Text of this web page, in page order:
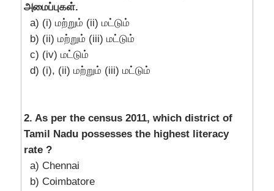
அமைப்புகள்.
a) (i) மற்றும் (ii) மட்டும்
b) (ii) மற்றும் (iii) மட்டும்
c) (iv) மட்டும்
d) (i), (ii) மற்றும் (iii) மட்டும்
2. As per the census 2011, which district of
Tamil Nadu possesses the highest literacy
rate ?
a) Chennai
b) Coimbatore